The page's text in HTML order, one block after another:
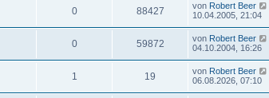
0 88427 von Robert Beer
10.04.2005, 21:04
0 59872 von Robert Beer
04.10.2004, 16:26
1 19 von Robert Beer
06.08.2026, 07:10